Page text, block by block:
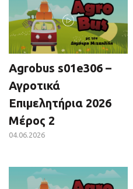
Agrobus s01e306 –
Αγροτικά
Επιμελητήρια 2026
Μέρος 2
04.06.2026